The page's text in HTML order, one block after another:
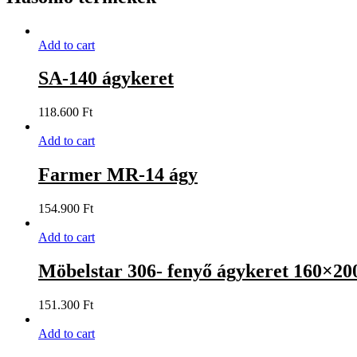
Add to cart
SA-140 ágykeret
118.600 Ft
Add to cart
Farmer MR-14 ágy
154.900 Ft
Add to cart
Möbelstar 306- fenyő ágykeret
151.300 Ft
Add to cart